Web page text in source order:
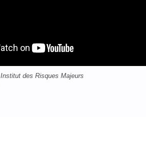
Institut des Risques Majeurs